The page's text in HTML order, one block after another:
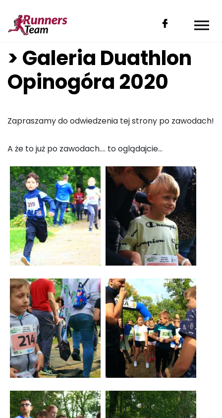
> Galeria Duathlon
Opinogóra 2020
Zapraszamy do odwiedzenia tej strony po zawodach!
A że to już po zawodach…. to oglądajcie…